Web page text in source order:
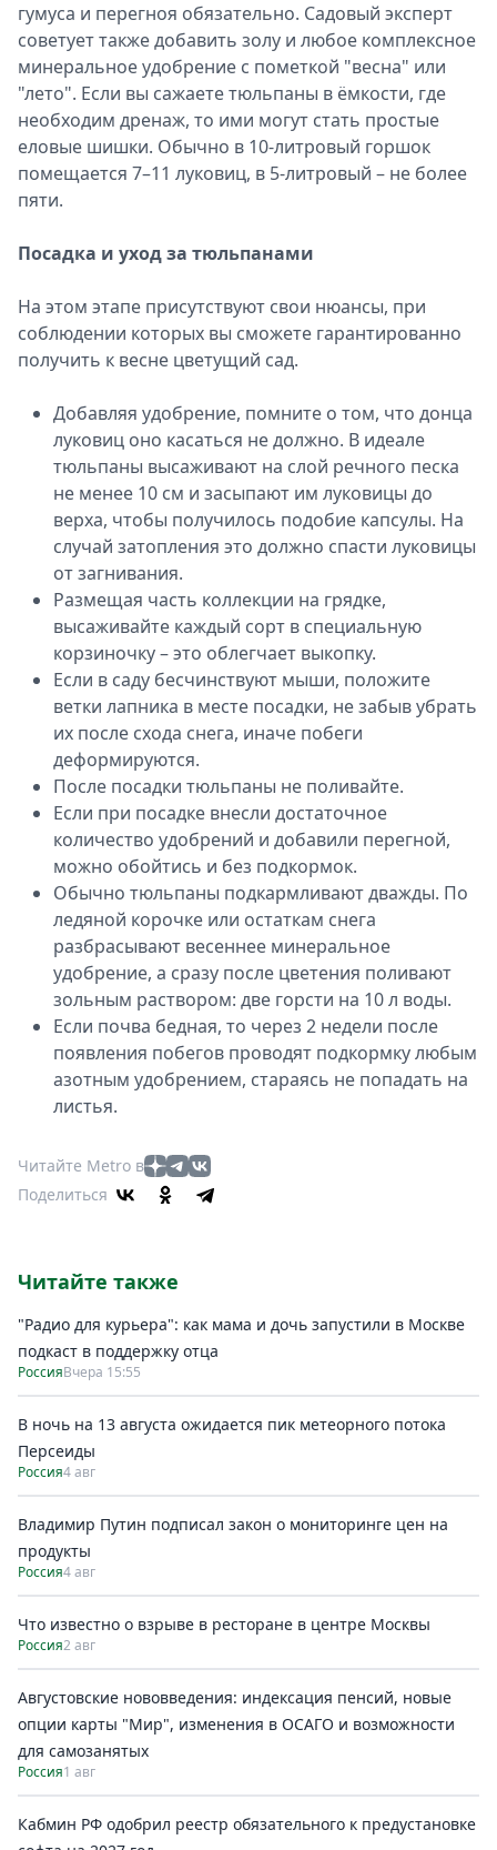
гумуса и перегноя обязательно. Садовый эксперт
советует также добавить золу и любое комплексное
минеральное удобрение с пометкой "весна" или
"лето". Если вы сажаете тюльпаны в ёмкости, где
необходим дренаж, то ими могут стать простые
еловые шишки. Обычно в 10-литровый горшок
помещается 7–11 луковиц, в 5-литровый – не более
пяти.
Посадка и уход за тюльпанами
На этом этапе присутствуют свои нюансы, при
соблюдении которых вы сможете гарантированно
получить к весне цветущий сад.
Добавляя удобрение, помните о том, что донца
луковиц оно касаться не должно. В идеале
тюльпаны высаживают на слой речного песка
не менее 10 см и засыпают им луковицы до
верха, чтобы получилось подобие капсулы. На
случай затопления это должно спасти луковицы
от загнивания.
Размещая часть коллекции на грядке,
высаживайте каждый сорт в специальную
корзиночку – это облегчает выкопку.
Если в саду бесчинствуют мыши, положите
ветки лапника в месте посадки, не забыв убрать
их после схода снега, иначе побеги
деформируются.
После посадки тюльпаны не поливайте.
Если при посадке внесли достаточное
количество удобрений и добавили перегной,
можно обойтись и без подкормок.
Обычно тюльпаны подкармливают дважды. По
ледяной корочке или остаткам снега
разбрасывают весеннее минеральное
удобрение, а сразу после цветения поливают
зольным раствором: две горсти на 10 л воды.
Если почва бедная, то через 2 недели после
появления побегов проводят подкормку любым
азотным удобрением, стараясь не попадать на
листья.
Читайте Metro в
Поделиться
Читайте также
"Радио для курьера": как мама и дочь запустили в Москве
подкаст в поддержку отца
РоссияВчера 15:55
В ночь на 13 августа ожидается пик метеорного потока
Персеиды
Россия4 авг
Владимир Путин подписал закон о мониторинге цен на
продукты
Россия4 авг
Что известно о взрыве в ресторане в центре Москвы
Россия2 авг
Августовские нововведения: индексация пенсий, новые
опции карты "Мир", изменения в ОСАГО и возможности
для самозанятых
Россия1 авг
Кабмин РФ одобрил реестр обязательного к предустановке